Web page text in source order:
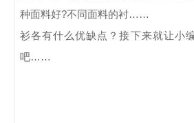
种面料好?不同面料的衬……
衫各有什么优缺点？接下来就让小
吧……